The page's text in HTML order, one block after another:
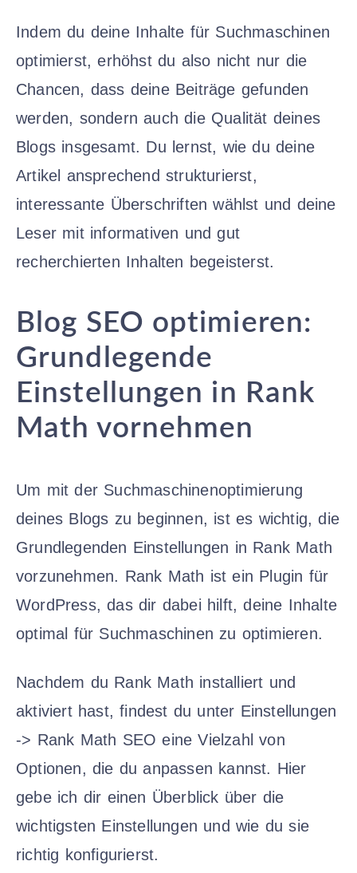
Indem du deine Inhalte für Suchmaschinen
optimierst, erhöhst du also nicht nur die
Chancen, dass deine Beiträge gefunden
werden, sondern auch die Qualität deines
Blogs insgesamt. Du lernst, wie du deine
Artikel ansprechend strukturierst,
interessante Überschriften wählst und deine
Leser mit informativen und gut
recherchierten Inhalten begeisterst.
Blog SEO optimieren:
Grundlegende
Einstellungen in Rank
Math vornehmen
Um mit der Suchmaschinenoptimierung
deines Blogs zu beginnen, ist es wichtig, die
Grundlegenden Einstellungen in Rank Math
vorzunehmen. Rank Math ist ein Plugin für
WordPress, das dir dabei hilft, deine Inhalte
optimal für Suchmaschinen zu optimieren.
Nachdem du Rank Math installiert und
aktiviert hast, findest du unter Einstellungen
-> Rank Math SEO eine Vielzahl von
Optionen, die du anpassen kannst. Hier
gebe ich dir einen Überblick über die
wichtigsten Einstellungen und wie du sie
richtig konfigurierst.